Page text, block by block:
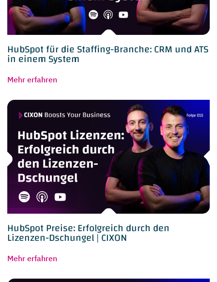
HubSpot für die Staffing-Branche: CRM und ATS
in einem System
Mehr erfahren
HubSpot Preise: Erfolgreich durch den
Lizenzen-Dschungel | CIXON
Mehr erfahren